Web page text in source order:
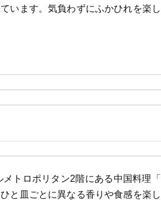
います。気負わずにふかひれを楽
トロポリタン2階にある中国料理
と皿ごとに異なる香りや食感を楽